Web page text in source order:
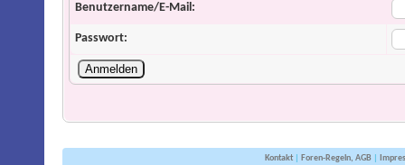
Benutzername/E-Mail:
Passwort:
Kontakt| Foren-Regeln, AGB|